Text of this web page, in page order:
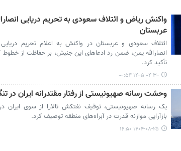
واکنش ریاض و ائتلاف سعودی به تحریم دریایی
عربستان
ائتلاف سعودی و عربستان در واکنش به اعلام تحریم
انصارالله یمن، ضمن رد ادعاهای این جنبش، بر حفاظت از خطوط
تأکید کرد.
۱۴۰۵-۰۴-۳۰ ۰۰:۵۴
وحشت رسانه صهیونیستی از رفتار مقتدرانه ایران در
یک رسانه صهیونیستی، توقیف نفتکش تالارا از سوی ایران
بازآرایی موازنه قدرت در آبراه‌های منطقه توصیف کرد.
۱۴۰۴-۰۸-۲۵ ۱۶:۵۰